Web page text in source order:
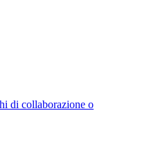
di collaborazione o